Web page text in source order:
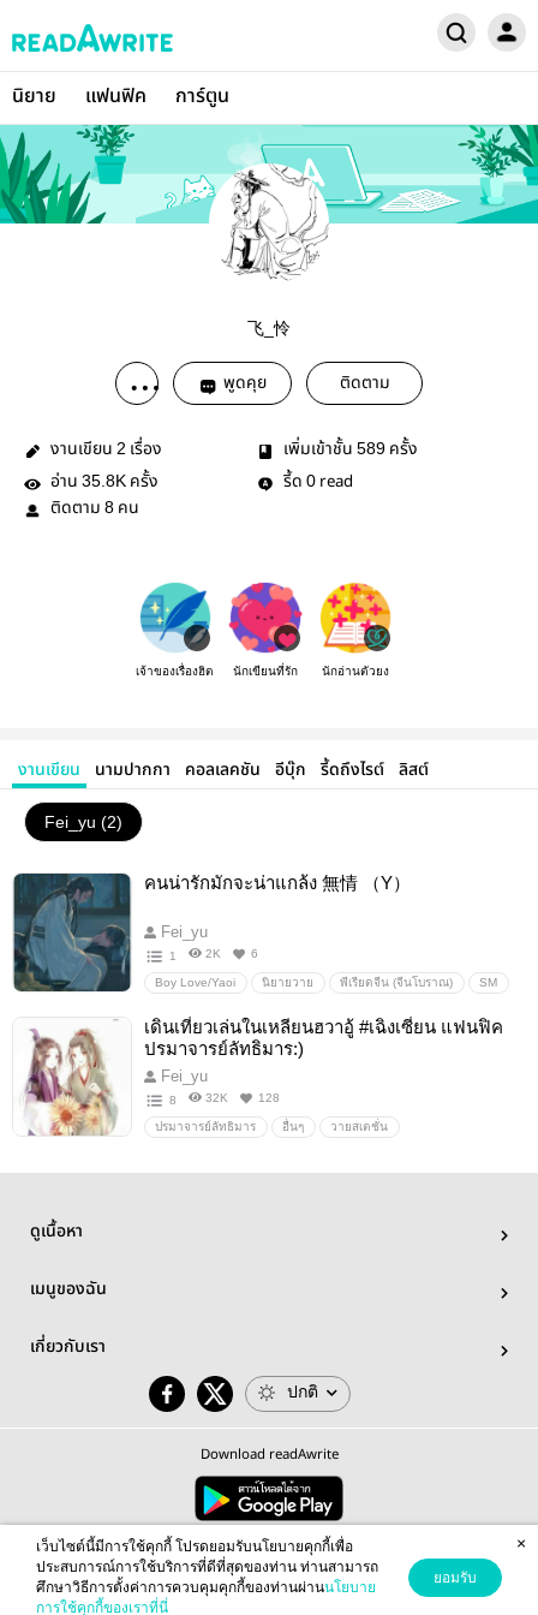
นิยาย แฟนฟิค การ์ตูน
飞_怜
พูดคุย ติดตาม
งานเขียน 2 เรื่อง เพิ่มเข้าชั้น 589 ครั้ง
อ่าน 35.8K ครั้ง รี้ด 0 read
ติดตาม 8 คน
เจ้าของเรื่องฮิต นักเขียนที่รัก นักอ่านตัวยง
งานเขียน นามปากกา คอลเลคชัน อีบุ๊ก รี้ดถึงไรต์ ลิสต์
Fei_yu (2)
คนน่ารักมักจะน่าแกล้ง 無情 （Y）
Fei_yu
1 2K 6
Boy Love/Yaoi นิยายวาย พีเรียดจีน (จีนโบราณ) SM
เดินเที่ยวเล่นในเหลียนฮวาอู้ #เฉิงเซี่ยน แฟนฟิค
ปรมาจารย์ลัทธิมาร:)
Fei_yu
8 32K 128
ปรมาจารย์ลัทธิมาร อื่นๆ วายสเตชั่น
ดูเนื้อหา
เมนูของฉัน
เกี่ยวกับเรา
ปกติ
Download readAwrite
© 2026 readAwrite.com by MEB Corporation Public Company Limited
This site is protected by reCAPTCHA and the Google Privacy Policy Terms of Serviceapply.
เว็บไซต์นี้มีการใช้คุกกี้ โปรดยอมรับนโยบายคุกกี้เพื่อ
ประสบการณ์การใช้บริการที่ดีที่สุดของท่าน ท่านสามารถ
ศึกษาวิธีการตั้งค่าการควบคุมคุกกี้ของท่านผ่านนโยบาย
การใช้คุกกี้ของเราที่นี่
ยอมรับ
×